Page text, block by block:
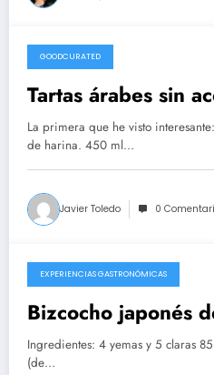
21/02/2021
GOODCURATED
Tartas árabes sin
La primera que he visto
de harina. 450 ml…
Javier Toledo 0
10/08/2020
EXPERIENCIAS GASTRONÓMICAS
Bizcocho japonés
Ingredientes: 4 yemas y 5 claras
(de…